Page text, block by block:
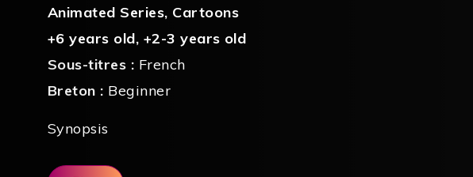
Animated Series, Cartoons
+6 years old, +2-3 years old
Sous-titres : French
Breton : Beginner
Synopsis